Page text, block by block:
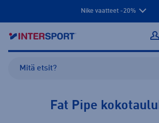
Nike vaatteet -20%
Fat Pipe